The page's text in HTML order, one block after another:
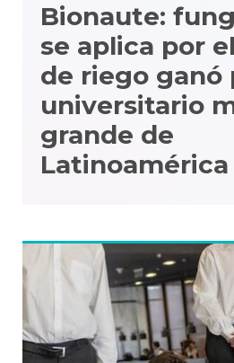
Bionaute:
se aplica por
de riego ganó
universitario
grande de
Latinoamérica